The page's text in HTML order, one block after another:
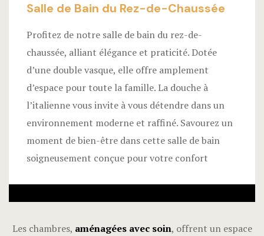
Salle de Bain du Rez-de-Chaussée
Profitez de notre salle de bain du rez-de-
chaussée, alliant élégance et praticité. Dotée
d’une double vasque, elle offre amplement
d’espace pour toute la famille. La douche à
l’italienne vous invite à vous détendre dans un
environnement moderne et raffiné. Savourez un
moment de bien-être dans cette salle de bain
soigneusement conçue pour votre confort
Les chambres, aménagées avec soin, offrent un espace